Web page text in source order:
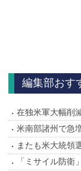
編集部おす
在独米軍大幅削
米南部諸州で急
またも米大統領
「ミサイル防衛